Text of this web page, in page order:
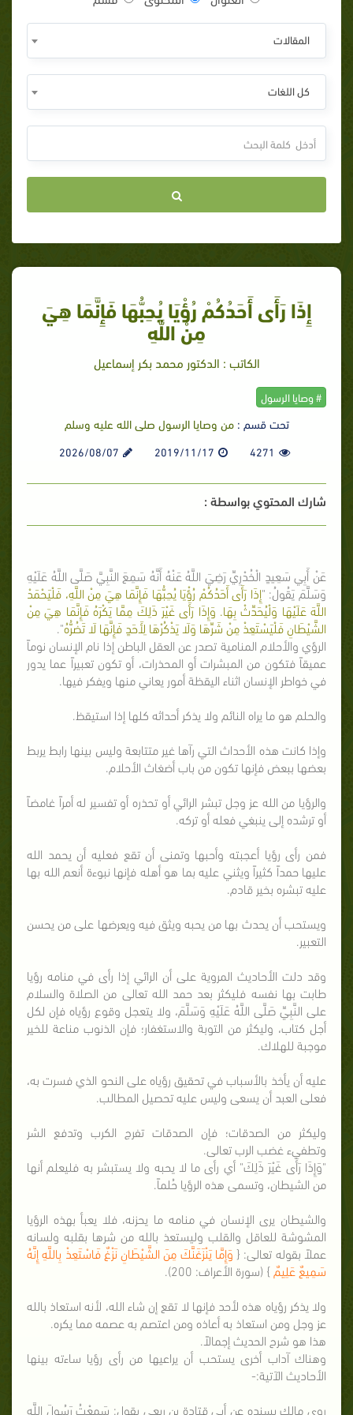
المقالات
كل اللغات
إِذَا رَأَى أَحَدُكُمْ رُؤْيَا يُحِبُّهَا فَإِنَّمَا هِيَ
مِنْ اللَّهِ
الكاتب : الدكتور محمد بكر إسماعيل
# وصايا الرسول
تحت قسم :من وصايا الرسول صلى الله عليه وسلم
4271
2019/11/17
2026/08/07
شارك المحتوي بواسطة :
عَنْ أَبِي سَعِيدٍ الْخُدْرِيِّ رَضِيَ اللَّهُ عَنْهُ أَنَّهُ سَمِعَ النَّبِيَّ صَلَّى اللَّهُ عَلَيْهِ
وَسَلَّمَ يَقُولُ: "إِذَا رَأَى أَحَدُكُمْ رُؤْيَا يُحِبُّهَا فَإِنَّمَا هِيَ مِنْ اللَّهِ، فَلْيَحْمَدْ
اللَّهَ عَلَيْهَا وَلْيُحَدِّثْ بِهَا. وَإِذَا رَأَى غَيْرَ ذَلِكَ مِمَّا يَكْرَهُ فَإِنَّمَا هِيَ مِنْ
الشَّيْطَانِ فَلْيَسْتَعِذْ مِنْ شَرِّهَا وَلَا يَذْكُرْهَا لِأَحَدٍ فَإِنَّهَا لَا تَضُرُّهُ".
الرؤي والأحلام المنامية تصدر عن العقل الباطن إذا نام الإنسان نوماً
عميقاً فتكون من المبشرات أو المحذرات، أو تكون تعبيراً عما يدور
في خواطر الإنسان اثناء اليقظة أمور يعاني منها ويفكر فيها.
والحلم هو ما يراه النائم ولا يذكر أحداثه كلها إذا استيقظ.
وإذا كانت هذه الأحداث التي رآها غير متتابعة وليس بينها رابط يربط
بعضها ببعض فإنها تكون من باب أضغاث الأحلام.
والرؤيا من الله عز وجل تبشر الرائي أو تحذره أو تفسير له أمراً غامضاً
أو ترشده إلى ينبغي فعله أو تركه.
فمن رأى رؤيا أعجبته وأحبها وتمنى أن تقع فعليه أن يحمد الله
عليها حمداً كثيراً ويثني عليه بما هو أهله فإنها نبوءة أنعم الله بها
عليه تبشره بخير قادم.
ويستحب أن يحدث بها من يحبه ويثق فيه ويعرضها على من يحسن
التعبير.
وقد دلت الأحاديث المروية على أن الرائي إذا رأى في منامه رؤيا
طابت بها نفسه فليكثر بعد حمد الله تعالى من الصلاة والسلام
على النَّبِيِّ صَلَّى اللَّهُ عَلَيْهِ وَسَلَّمَ، ولا يتعجل وقوع رؤياه فإن لكل
أجل كتاب، وليكثر من التوبة والاستغفار؛ فإن الذنوب مناعة للخير
موجبة للهلاك.
عليه أن يأخذ بالأسباب في تحقيق رؤياه على النحو الذي فسرت به،
فعلى العبد أن يسعى وليس عليه تحصيل المطالب.
وليكثر من الصدقات؛ فإن الصدقات تفرج الكرب وتدفع الشر
وتطفيء غضب الرب تعالى.
"وَإِذَا رَأَى غَيْرَ ذَلِكَ" أي رأى ما لا يحبه ولا يستبشر به فليعلم أنها
من الشيطان، وتسمى هذه الرؤيا حُلماً.
والشيطان يرى الإنسان في منامه ما يحزنه، فلا يعبأ بهذه الرؤيا
المشوشة للعاقل والقلب وليستعذ بالله من شرها بقلبه ولسانه
عملاً بقوله تعالى: { وَإِمَّا يَنْزَغَنَّكَ مِنَ الشَّيْطَانِ نَزْغٌ فَاسْتَعِذْ بِاللَّهِ إِنَّهُ
سَمِيعٌ عَلِيمٌ } (سورة الأعراف: 200).
ولا يذكر رؤياه هذه لأحد فإنها لا تقع إن شاء الله، لأنه استعاذ بالله
عز وجل ومن استعاذ به أعاذه ومن اعتصم به عصمه مما يكره.
هذا هو شرح الحديث إجمالاً.
وهناك آداب أخرى يستحب أن يراعيها من رأى رؤيا ساءته بينها
الأحاديث الآتية:-
روى مالك بسنده عن أبي قتادة بن ربعي يقول: سَمِعْتُ رَسُولَ اللَّهِ